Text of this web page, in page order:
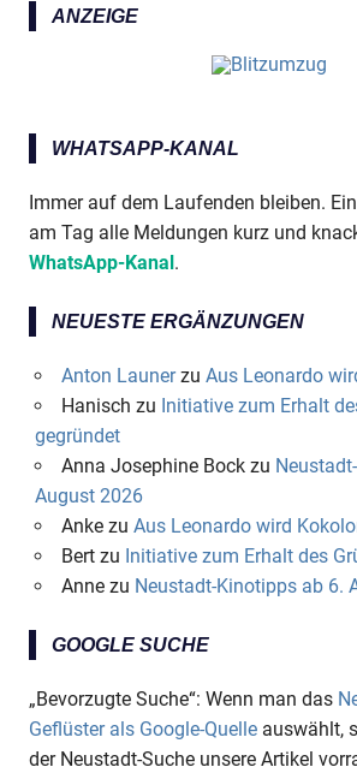
ANZEIGE
WHATSAPP-KANAL
Immer auf dem Laufenden bleiben.
am Tag alle Meldungen kurz und
WhatsApp-Kanal.
NEUESTE ERGÄNZUNGEN
Anton Launerzu Aus Leonardo
Hanisch zu Initiative zum Erhalt
gegründet
Anna Josephine Bockzu
August 2026
Ankezu Aus Leonardo wird
Bertzu Initiative zum Erhalt des
Annezu Neustadt-Kinotipps ab 6.
GOOGLE SUCHE
„Bevorzugte Suche“: Wenn man das
Geflüster als Google-Quelle auswählt,
der Neustadt-Suche unsere Artikel